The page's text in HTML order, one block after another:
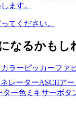
ます。
てください。
なるかもし
カラーピッカーファ
レーターASCIIア
ター色ミキサーボタ